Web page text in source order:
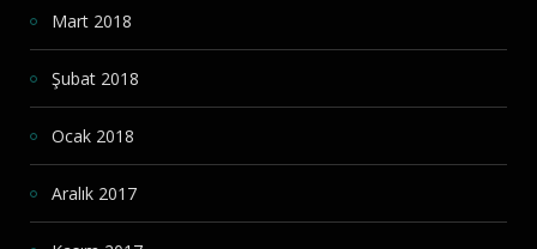
Mart 2018
Şubat 2018
Ocak 2018
Aralık 2017